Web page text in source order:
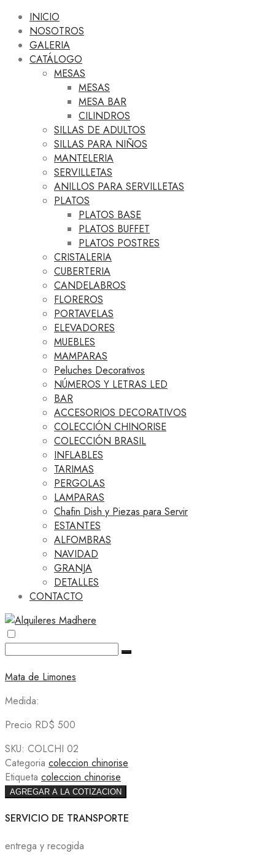
INICIO
NOSOTROS
GALERIA
CATÁLOGO
MESAS
MESAS
MESA BAR
CILINDROS
SILLAS DE ADULTOS
SILLAS PARA NIÑOS
MANTELERIA
SERVILLETAS
ANILLOS PARA SERVILLETAS
PLATOS
PLATOS BASE
PLATOS BUFFET
PLATOS POSTRES
CRISTALERIA
CUBERTERIA
CANDELABROS
FLOREROS
PORTAVELAS
ELEVADORES
MUEBLES
MAMPARAS
Peluches Decorativos
NÚMEROS Y LETRAS LED
BAR
ACCESORIOS DECORATIVOS
COLECCIÓN CHINORISE
COLECCIÓN BRASIL
INFLABLES
TARIMAS
PERGOLAS
LAMPARAS
Chafin Dish y Piezas para Servir
ESTANTES
ALFOMBRAS
NAVIDAD
GRANJA
DETALLES
CONTACTO
Mata de Limones
Medida:
Precio RD$ 500
SKU: COLCHI 02
Categoria coleccion chinorise
Etiqueta coleccion chinorise
AGREGAR A LA COTIZACION
SERVICIO DE TRANSPORTE
entrega y recogida